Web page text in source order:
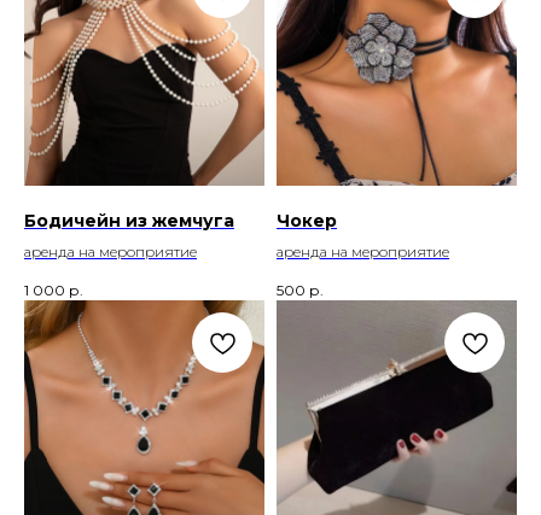
Бодичейн из жемчуга
аренда на мероприятие
1 000 р.
Чокер
аренда на мероприятие
500 р.